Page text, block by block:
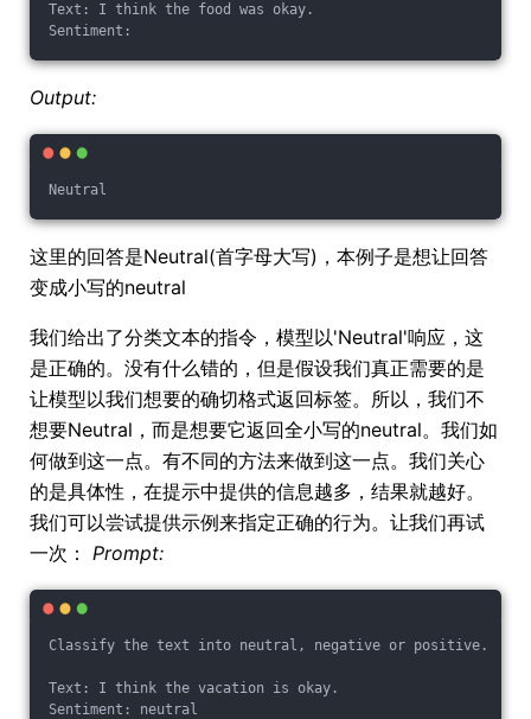
Text: I think the food was okay.
Sentiment:
Output:
Neutral
这里的回答是Neutral(首字母大写)，本例子是想让回答
变成小写的neutral
我们给出了分类文本的指令，模型以'Neutral'响应，这
是正确的。没有什么错的，但是假设我们真正需要的是
让模型以我们想要的确切格式返回标签。所以，我们不
想要Neutral，而是想要它返回全小写的neutral。我们如
何做到这一点。有不同的方法来做到这一点。我们关心
的是具体性，在提示中提供的信息越多，结果就越好。
我们可以尝试提供示例来指定正确的行为。让我们再试
一次： Prompt:
Classify the text into neutral, negative or positive.
Text: I think the vacation is okay.
Sentiment: neutral